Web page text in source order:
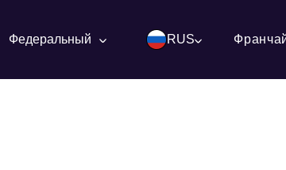
Федеральный RUS